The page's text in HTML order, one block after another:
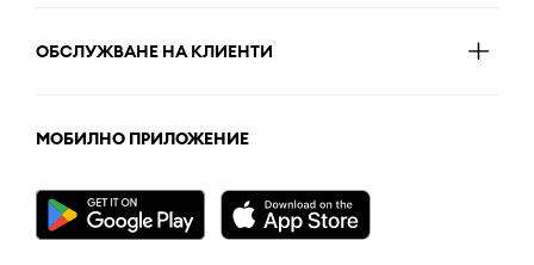
ОБСЛУЖВАНЕ НА КЛИЕНТИ
МОБИЛНО ПРИЛОЖЕНИЕ